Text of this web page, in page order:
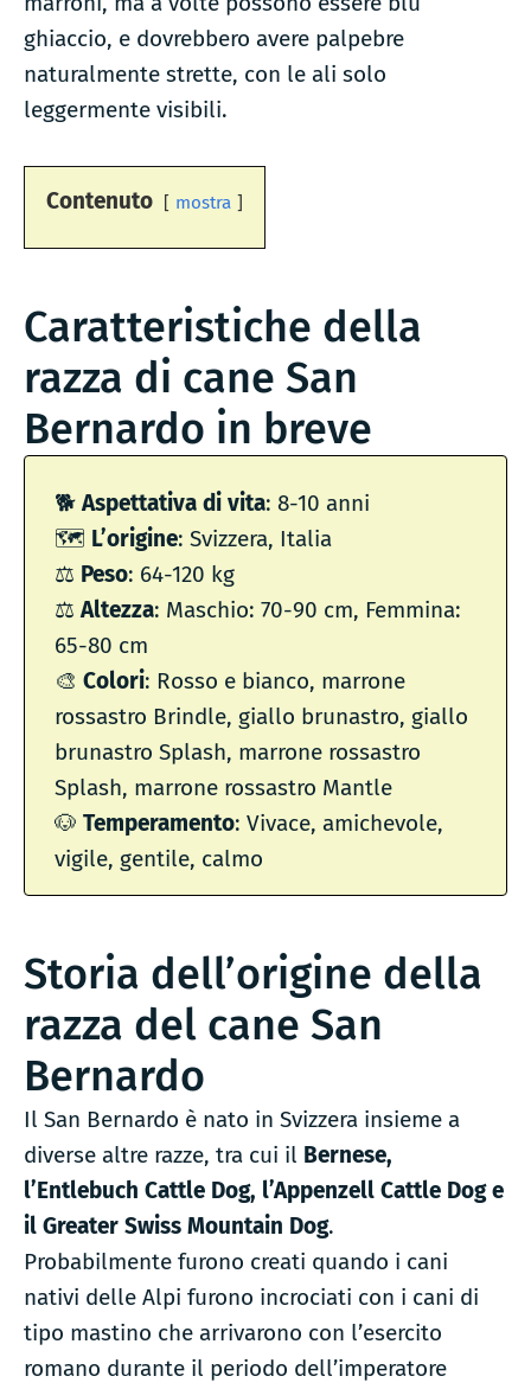
ghiaccio, e dovrebbero avere palpebre
naturalmente strette, con le ali solo
leggermente visibili.
Contenuto mostra
Caratteristiche della
razza di cane San
Bernardo in breve
🐕Aspettativa di vita: 8-10 anni
🗺 L’origine: Svizzera, Italia
⚖️ Peso: 64-120 kg
⚖️Altezza: Maschio: 70-90 cm, Femmina:
65-80 cm
🎨 Colori: Rosso e bianco, marrone
rossastro Brindle, giallo brunastro, giallo
brunastro Splash, marrone rossastro
Splash, marrone rossastro Mantle
🐶 Temperamento: Vivace, amichevole,
vigile, gentile, calmo
Storia dell’origine della
razza del cane San
Bernardo
Il San Bernardo è nato in Svizzera insieme a
diverse altre razze, tra cui il Bernese,
l’Entlebuch Cattle Dog, l’Appenzell Cattle Dog e
il Greater Swiss Mountain Dog.
Probabilmente furono creati quando i cani
nativi delle Alpi furono incrociati con i cani di
tipo mastino che arrivarono con l’esercito
romano durante il periodo dell’imperatore